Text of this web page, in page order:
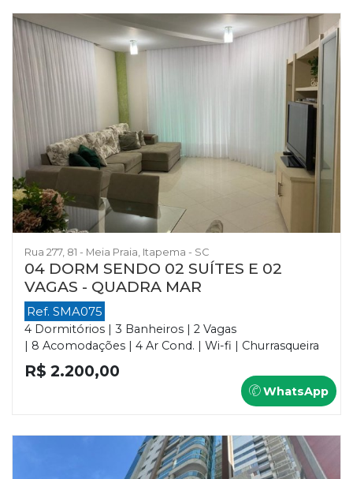
Rua 277, 81 - Meia Praia, Itapema - SC
04 DORM SENDO 02 SUÍTES E 02
VAGAS - QUADRA MAR
Ref. SMA075
4 Dormitórios | 3 Banheiros | 2 Vagas
| 8 Acomodações | 4 Ar Cond. | Wi-fi | Churrasqueira
R$ 2.200,00
WhatsApp